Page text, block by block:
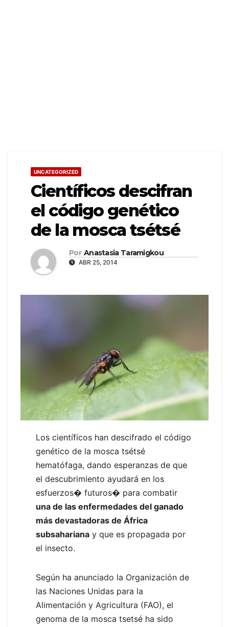
UNCATEGORIZED
Científicos descifran
el código genético
de la mosca tsétsé
Por Anastasia Taramigkou
ABR 25, 2014
Los científicos han descifrado el código
genético de la mosca tsétsé
hematófaga, dando esperanzas de que
el descubrimiento ayudará en los
esfuerzos� futuros� para combatir
una de las enfermedades del ganado
más devastadoras de África
subsahariana y que es propagada por
el insecto.
Según ha anunciado la Organización de
las Naciones Unidas para la
Alimentación y Agricultura (FAO), el
genoma de la mosca tsetsé ha sido